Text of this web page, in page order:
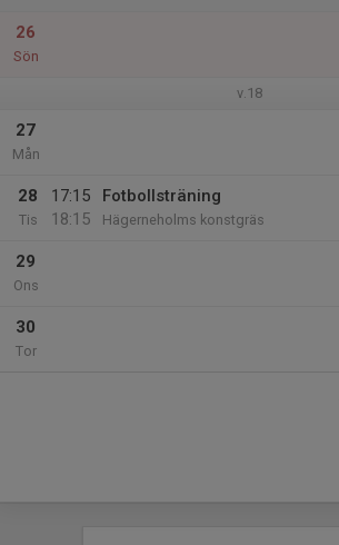
26
Sön
v.18
27
Mån
28
Tis
17:15
18:15
Fotbollsträning
Hägerneholms konstgräs
29
Ons
30
Tor